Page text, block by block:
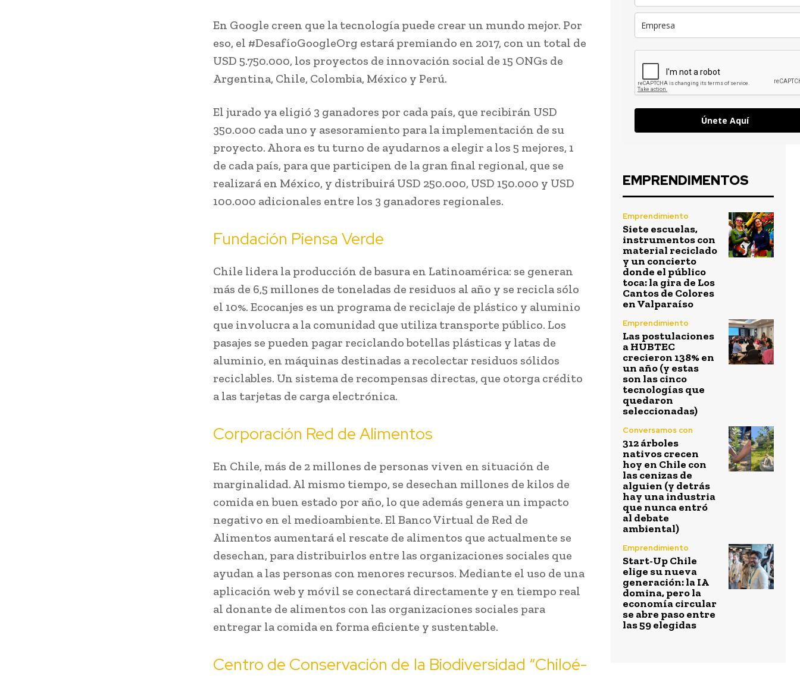
En Google creen que la tecnología puede crear un mundo mejor. Por
eso, el #DesafíoGoogleOrg estará premiando en 2017, con un total de
USD 5.750.000, los proyectos de innovación social de 15 ONGs de
Argentina, Chile, Colombia, México y Perú.
El jurado ya eligió 3 ganadores por cada país, que recibirán USD
350.000 cada uno y asesoramiento para la implementación de su
proyecto. Ahora es tu turno de ayudarnos a elegir a los 5 mejores, 1
de cada país, para que participen de la gran final regional, que se
realizará en México, y distribuirá USD 250.000, USD 150.000 y USD
100.000 adicionales entre los 3 ganadores regionales.
Fundación Piensa Verde
Chile lidera la producción de basura en Latinoamérica: se generan
más de 6,5 millones de toneladas de residuos al año y se recicla sólo
el 10%. Ecocanjes es un programa de reciclaje de plástico y aluminio
que involucra a la comunidad que utiliza transporte público. Los
pasajes se pueden pagar reciclando botellas plásticas y latas de
aluminio, en máquinas destinadas a recolectar residuos sólidos
reciclables. Un sistema de recompensas directas, que otorga crédito
a las tarjetas de carga electrónica.
Corporación Red de Alimentos
En Chile, más de 2 millones de personas viven en situación de
marginalidad. Al mismo tiempo, se desechan millones de kilos de
comida en buen estado por año, lo que además genera un impacto
negativo en el medioambiente. El Banco Virtual de Red de
Alimentos aumentará el rescate de alimentos que actualmente se
desechan, para distribuirlos entre las organizaciones sociales que
ayudan a las personas con menores recursos. Mediante el uso de una
aplicación web y móvil se conectará directamente y en tiempo real
al donante de alimentos con las organizaciones sociales para
entregar la comida en forma eficiente y sustentable.
Centro de Conservación de la Biodiversidad “Chiloé-
Únete Aquí
EMPRENDIMENTOS
Emprendimiento
Siete escuelas,
instrumentos con
material reciclado
y un concierto
donde el público
toca: la gira de Los
Cantos de Colores
en Valparaíso
Emprendimiento
Las postulaciones
a HUBTEC
crecieron 138% en
un año (y estas
son las cinco
tecnologías que
quedaron
seleccionadas)
Conversamos con
312 árboles
nativos crecen
hoy en Chile con
las cenizas de
alguien (y detrás
hay una industria
que nunca entró
al debate
ambiental)
Emprendimiento
Start-Up Chile
elige su nueva
generación: la IA
domina, pero la
economía circular
se abre paso entre
las 59 elegidas